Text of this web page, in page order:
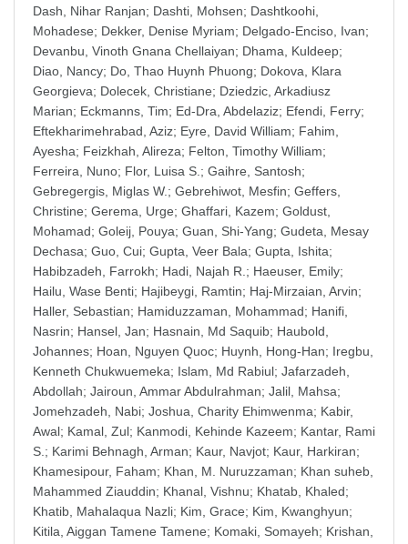
Dash, Nihar Ranjan; Dashti, Mohsen; Dashtkoohi,
Mohadese; Dekker, Denise Myriam; Delgado-Enciso, Ivan;
Devanbu, Vinoth Gnana Chellaiyan; Dhama, Kuldeep;
Diao, Nancy; Do, Thao Huynh Phuong; Dokova, Klara
Georgieva; Dolecek, Christiane; Dziedzic, Arkadiusz
Marian; Eckmanns, Tim; Ed-Dra, Abdelaziz; Efendi, Ferry;
Eftekharimehrabad, Aziz; Eyre, David William; Fahim,
Ayesha; Feizkhah, Alireza; Felton, Timothy William;
Ferreira, Nuno; Flor, Luisa S. ; Gaihre, Santosh;
Gebregergis, Miglas W. ; Gebrehiwot, Mesfin; Geffers,
Christine; Gerema, Urge; Ghaffari, Kazem; Goldust,
Mohamad; Goleij, Pouya; Guan, Shi-Yang; Gudeta, Mesay
Dechasa; Guo, Cui; Gupta, Veer Bala; Gupta, Ishita;
Habibzadeh, Farrokh; Hadi, Najah R. ; Haeuser, Emily;
Hailu, Wase Benti; Hajibeygi, Ramtin; Haj-Mirzaian, Arvin;
Haller, Sebastian; Hamiduzzaman, Mohammad; Hanifi,
Nasrin; Hansel, Jan; Hasnain, Md Saquib; Haubold,
Johannes; Hoan, Nguyen Quoc; Huynh, Hong-Han; Iregbu,
Kenneth Chukwuemeka; Islam, Md Rabiul; Jafarzadeh,
Abdollah; Jairoun, Ammar Abdulrahman; Jalil, Mahsa;
Jomehzadeh, Nabi; Joshua, Charity Ehimwenma; Kabir,
Awal; Kamal, Zul; Kanmodi, Kehinde Kazeem; Kantar, Rami
S. ; Karimi Behnagh, Arman; Kaur, Navjot; Kaur, Harkiran;
Khamesipour, Faham; Khan, M. Nuruzzaman; Khan suheb,
Mahammed Ziauddin; Khanal, Vishnu; Khatab, Khaled;
Khatib, Mahalaqua Nazli; Kim, Grace; Kim, Kwanghyun;
Kitila, Aiggan Tamene Tamene; Komaki, Somayeh; Krishan,